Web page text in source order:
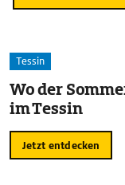
Tessin
Wo der
im Tessin
Jetzt entdecken